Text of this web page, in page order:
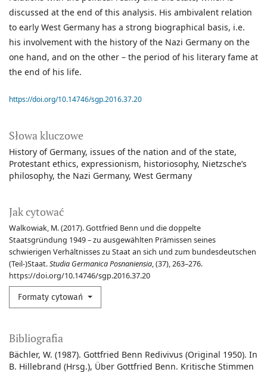
Słowa kluczowe
History of Germany issues of the nation and of the state
Protestant ethics expressionism historiosophy Nietzsche’s
philosophy the Nazi Germany West Germany
Jak cytować
Walkowiak, M. (2017). Gottfried Benn und die doppelte
Staatsgründung 1949 – zu ausgewählten Prämissen seines
schwierigen Verhältnisses zu Staat an sich und zum bundesdeutschen
(Teil-)Staat.Studia Germanica Posnaniensia, (37), 263–276.
https://doi.org/10.14746/sgp.2016.37.20
Formaty cytowań
discussed at the end of this analysis. His ambivalent relation
to early West Germany has a strong biographical basis, i.e.
his involvement with the history of the Nazi Germany on the
one hand, and on the other – the period of his literary fame at
the end of his life.
https://doi.org/10.14746/sgp.2016.37.20
Bibliografia
Bächler, W. (1987). Gottfried Benn Redivivus (Original 1950). In
B. Hillebrand (Hrsg.), Über Gottfried Benn. Kritische Stimmen